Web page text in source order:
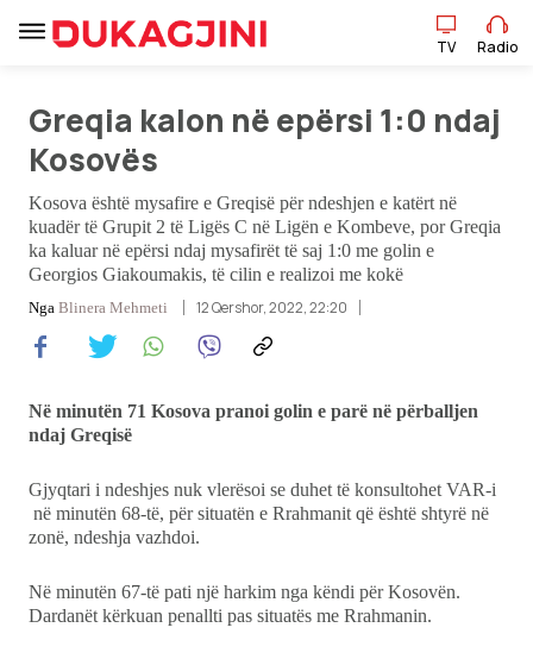
TV Radio
Lajme
Sport
Pikëpamje
Kulturë
Showbiz
Teknologji
TV Radio
Greqia kalon në epërsi 1:0 ndaj
Kosovës
Kosova është mysafire e Greqisë për ndeshjen e katërt në
kuadër të Grupit 2 të Ligës C në Ligën e Kombeve, por Greqia
ka kaluar në epërsi ndaj mysafirët të saj 1:0 me golin e
Georgios Giakoumakis, të cilin e realizoi me kokë
Nga Blinera Mehmeti 12 Qershor, 2022, 22:20
Në minutën 71 Kosova pranoi golin e parë në përballjen
ndaj Greqisë
Gjyqtari i ndeshjes nuk vlerësoi se duhet të konsultohet VAR-i
në minutën 68-të, për situatën e Rrahmanit që është shtyrë në
zonë, ndeshja vazhdoi.
Në minutën 67-të pati një harkim nga këndi për Kosovën.
Dardanët kërkuan penallti pas situatës me Rrahmanin.